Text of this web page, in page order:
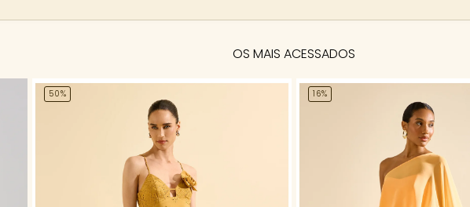
OS MAIS ACESSADOS
50% 16%